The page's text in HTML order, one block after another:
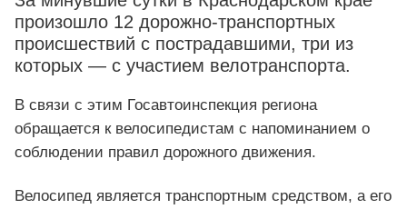
произошло 12 дорожно-транспортных
происшествий с пострадавшими, три из
которых — с участием велотранспорта.
В связи с этим Госавтоинспекция региона
обращается к велосипедистам с напоминанием о
соблюдении правил дорожного движения.
Велосипед является транспортным средством, а его